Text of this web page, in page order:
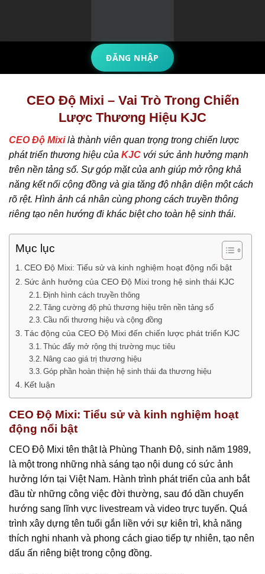
ĐĂNG NHẬP
CEO Độ Mixi – Vai Trò Trong Chiến
Lược Thương Hiệu KJC
CEO Độ Mixilà thành viên quan trọng trong chiến lược
phát triển thương hiệu của KJC với sức ảnh hưởng mạnh
trên nền tảng số. Sự góp mặt của anh giúp mở rộng khả
năng kết nối cộng đồng và gia tăng độ nhận diện một cách
rõ rệt. Hình ảnh cá nhân cùng phong cách truyền thông
riêng tạo nên hướng đi khác biệt cho toàn hệ sinh thái.
Mục lục
CEO Độ Mixi: Tiểu sử và kinh nghiệm hoạt động nổi bật
Sức ảnh hưởng của CEO Độ Mixi trong hệ sinh thái KJC
Định hình cách truyền thông
Tăng cường độ phủ thương hiệu trên nền tảng số
Cầu nối thương hiệu và cộng đồng
Tác động của CEO Độ Mixi đến chiến lược phát triển KJC
Thúc đẩy mở rộng thị trường mục tiêu
Nâng cao giá trị thương hiệu
Góp phần hoàn thiện hệ sinh thái đa thương hiệu
Kết luận
CEO Độ Mixi: Tiểu sử và kinh nghiệm hoạt
động nổi bật
CEO Độ Mixi tên thật là Phùng Thanh Độ, sinh năm 1989,
là một trong những nhà sáng tạo nội dung có sức ảnh
hưởng lớn tại Việt Nam. Hành trình phát triển của anh bắt
đầu từ những công việc đời thường, sau đó dần chuyển
hướng sang lĩnh vực livestream và video trực tuyến. Quá
trình xây dựng tên tuổi gắn liền với sự kiên trì, khả năng
thích nghi nhanh và phong cách giao tiếp tự nhiên, tạo nên
dấu ấn riêng biệt trong cộng đồng.